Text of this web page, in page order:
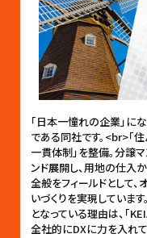
「日本一憧れの企業」に
である同社です。<br>「
一貫体制」を整備。分譲
ンド展開し、用地の仕入
全般をフィールドとして、
いづくりを実現していま
となっている理由は、「
全社的にDXに力を入れて